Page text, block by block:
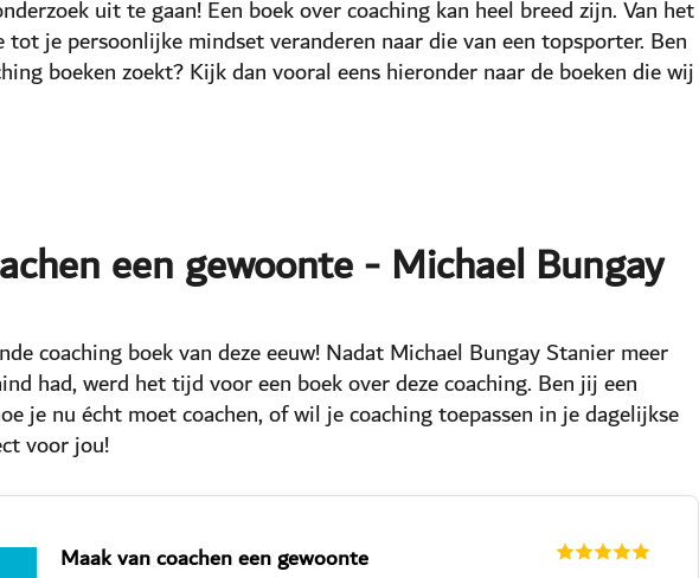
uit te gaan! Een boek over coaching kan heel breed zijn. Van het
je persoonlijke mindset veranderen naar die van een topsporter. Ben
boeken zoekt? Kijk dan vooral eens hieronder naar de boeken die wij
een gewoonte - Michael Bungay
coaching boek van deze eeuw! Nadat Michael Bungay Stanier meer
had, werd het tijd voor een boek over deze coaching. Ben jij een
je nu écht moet coachen, of wil je coaching toepassen in je dagelijkse
voor jou!
Maak van coachen een gewoonte